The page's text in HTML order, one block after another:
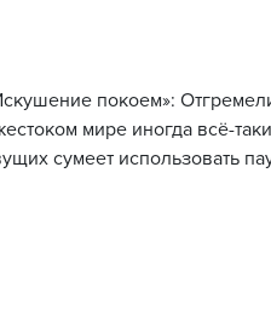
покоем»:
мире иногда всё-
сумеет использовать